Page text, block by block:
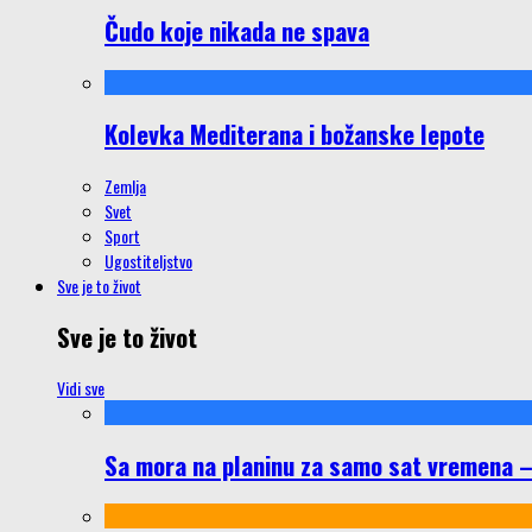
Čudo koje nikada ne spava
Kolevka Mediterana i božanske lepote
Zemlja
Svet
Sport
Ugostiteljstvo
Sve je to život
Sve je to život
Vidi sve
Sa mora na planinu za samo sat vremena